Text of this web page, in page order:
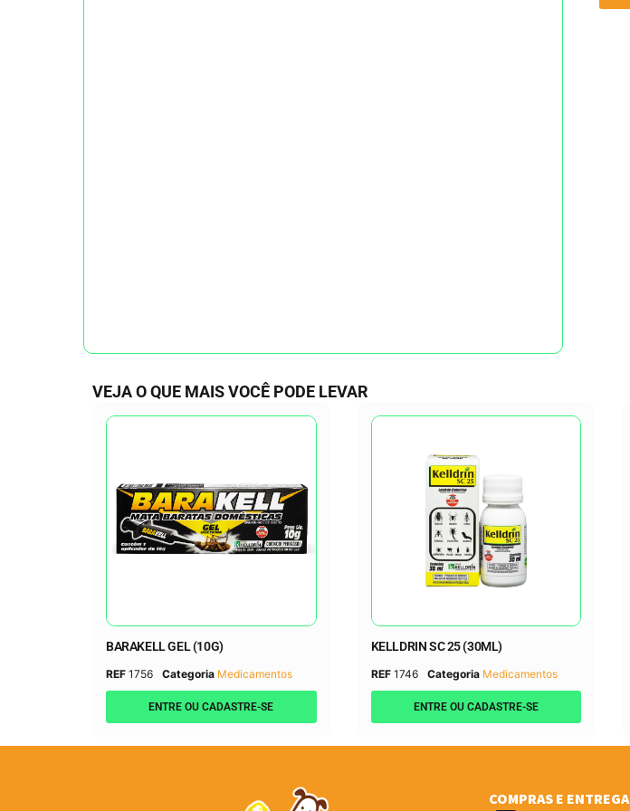
VEJA O QUE MAIS VOCÊ PODE LEVAR
BARAKELL GEL (10G)
REF 1756 Categoria Medicamentos
ENTRE OU CADASTRE-SE
KELLDRIN SC 25 (30ML)
REF 1746 Categoria Medicamentos
ENTRE OU CADASTRE-SE
COMPRAS E ENTREGA